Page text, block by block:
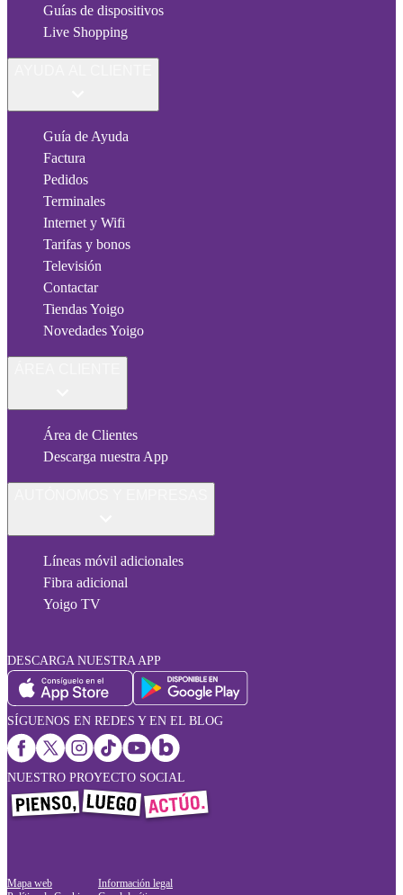
Guías de dispositivos
Live Shopping
Guía de Ayuda
Factura
Pedidos
Terminales
Internet y Wifi
Tarifas y bonos
Televisión
Contactar
Tiendas Yoigo
Novedades Yoigo
Área de Clientes
Descarga nuestra App
Líneas móvil adicionales
Fibra adicional
Yoigo TV
DESCARGA NUESTRA APP
SÍGUENOS EN REDES Y EN EL BLOG
NUESTRO PROYECTO SOCIAL
Mapa web
Información legal